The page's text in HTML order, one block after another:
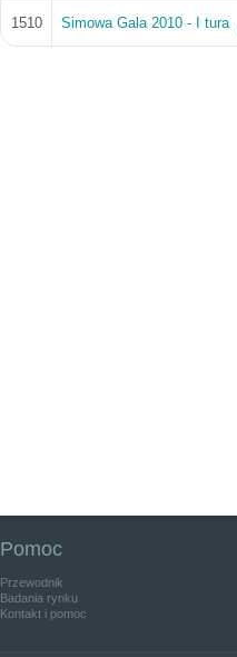
1510 Simowa Gala 2010 - I tura
Pomoc
Przewodnik
Badania rynku
Kontakt i pomoc